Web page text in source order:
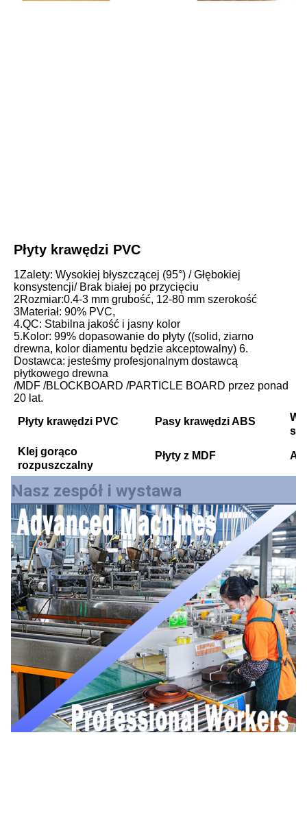
Płyty krawędzi PVC
1Zalety: Wysokiej błyszczącej (95°) / Głębokiej
konsystencji/ Brak białej po przycięciu
2Rozmiar:0.4-3 mm grubość, 12-80 mm szerokość
3Materiał: 90% PVC,
4.QC: Stabilna jakość i jasny kolor
5.Kolor: 99% dopasowanie do płyty ((solid, ziarno
drewna, kolor diamentu będzie akceptowalny) 6.
Dostawca: jesteśmy profesjonalnym dostawcą
płytkowego drewna
/MDF /BLOCKBOARD /PARTICLE BOARD przez ponad
20 lat.
Płyty krawędzi PVC
Pasy krawędzi ABS
Klej gorąco
rozpuszczalny
Płyty z MDF
Nasz zespół i wystawa